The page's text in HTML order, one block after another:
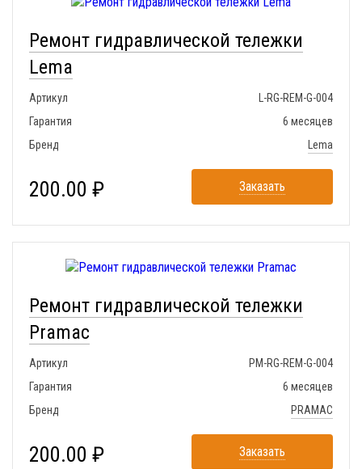
Ремонт гидравлической тележки
Lema
Артикул
L-RG-REM-G-004
Гарантия
6 месяцев
Бренд
Lema
200.00 ₽ Заказать
Ремонт гидравлической тележки
Pramac
Артикул
PM-RG-REM-G-004
Гарантия
6 месяцев
Бренд
PRAMAC
200.00 ₽ Заказать